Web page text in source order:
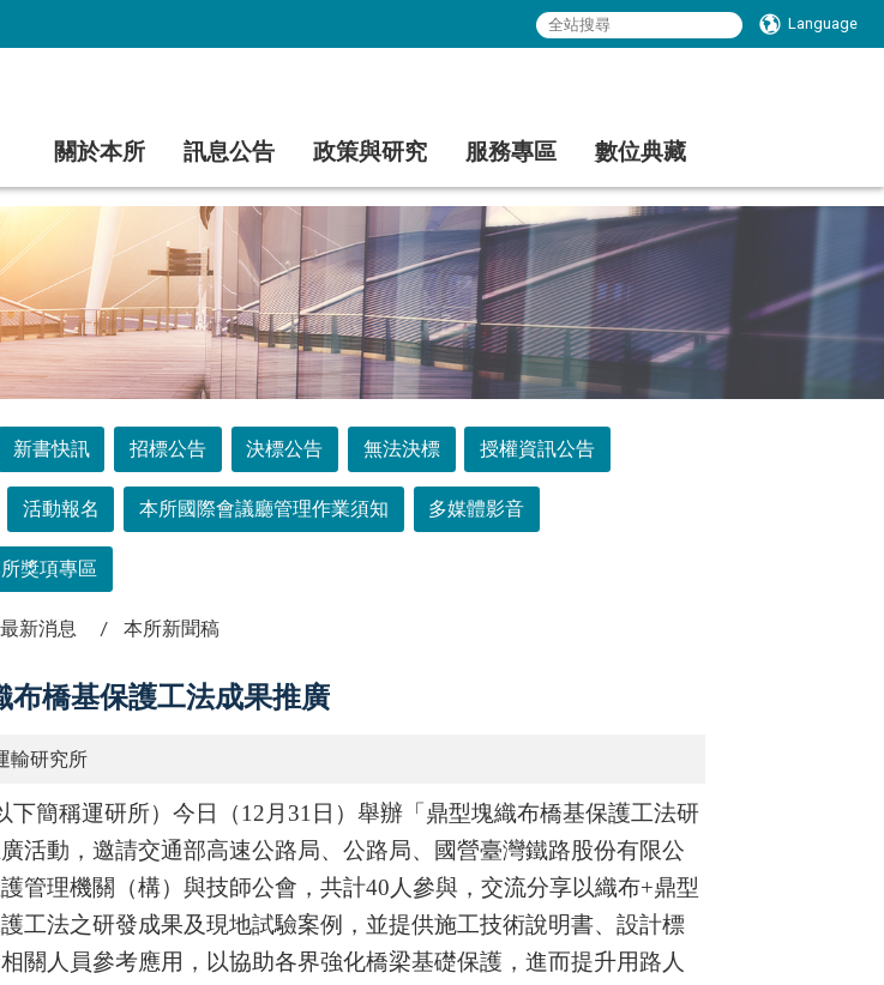
Language
關於本所 訊息公告 政策與研究 服務專區 數位典藏
新書快訊 招標公告 決標公告 無法決標 授權資訊公告
活動報名 本所國際會議廳管理作業須知 多媒體影音
獎項專區
最新消息 本所新聞稿
布橋基保護工法成果推廣
輸研究所
下簡稱運研所）今日（12 月 31 日）舉辦「鼎型塊織布橋基保護工法研
活動，邀請交通部高速公路局、公路局、國營臺灣鐵路股份有限公
管理機關（構）與技師公會，共計40 人參與，交流分享以織布+鼎型
工法之研發成果及現地試驗案例，並提供施工技術說明書、設計標
關人員參考應用，以協助各界強化橋梁基礎保護，進而提升用路人